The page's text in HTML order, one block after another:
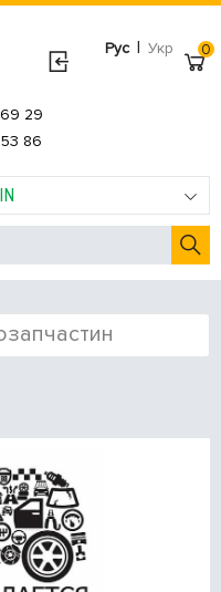
Рус | Укр
29
86
0